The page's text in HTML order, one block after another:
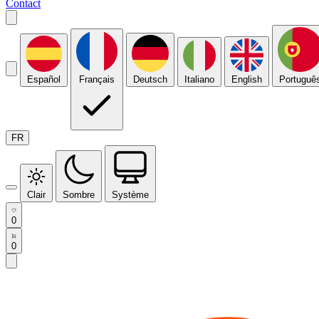
Contact
Español Français Deutsch Italiano English
FR
Clair Sombre Système
0
0